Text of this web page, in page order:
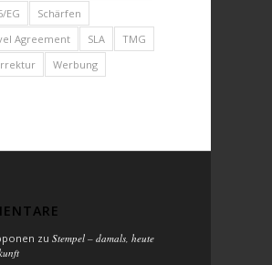
EG
Schärfen
Agreement
SLA
TMG
Werbung
zuStempel – damals, heute